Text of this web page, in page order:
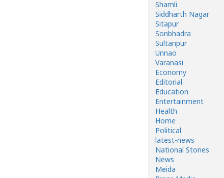
Shamli
Siddharth Nagar
Sitapur
Sonbhadra
Sultanpur
Unnao
Varanasi
Economy
Editorial
Education
Entertainment
Health
Home
Political
latest-news
National Stories
News
Meida